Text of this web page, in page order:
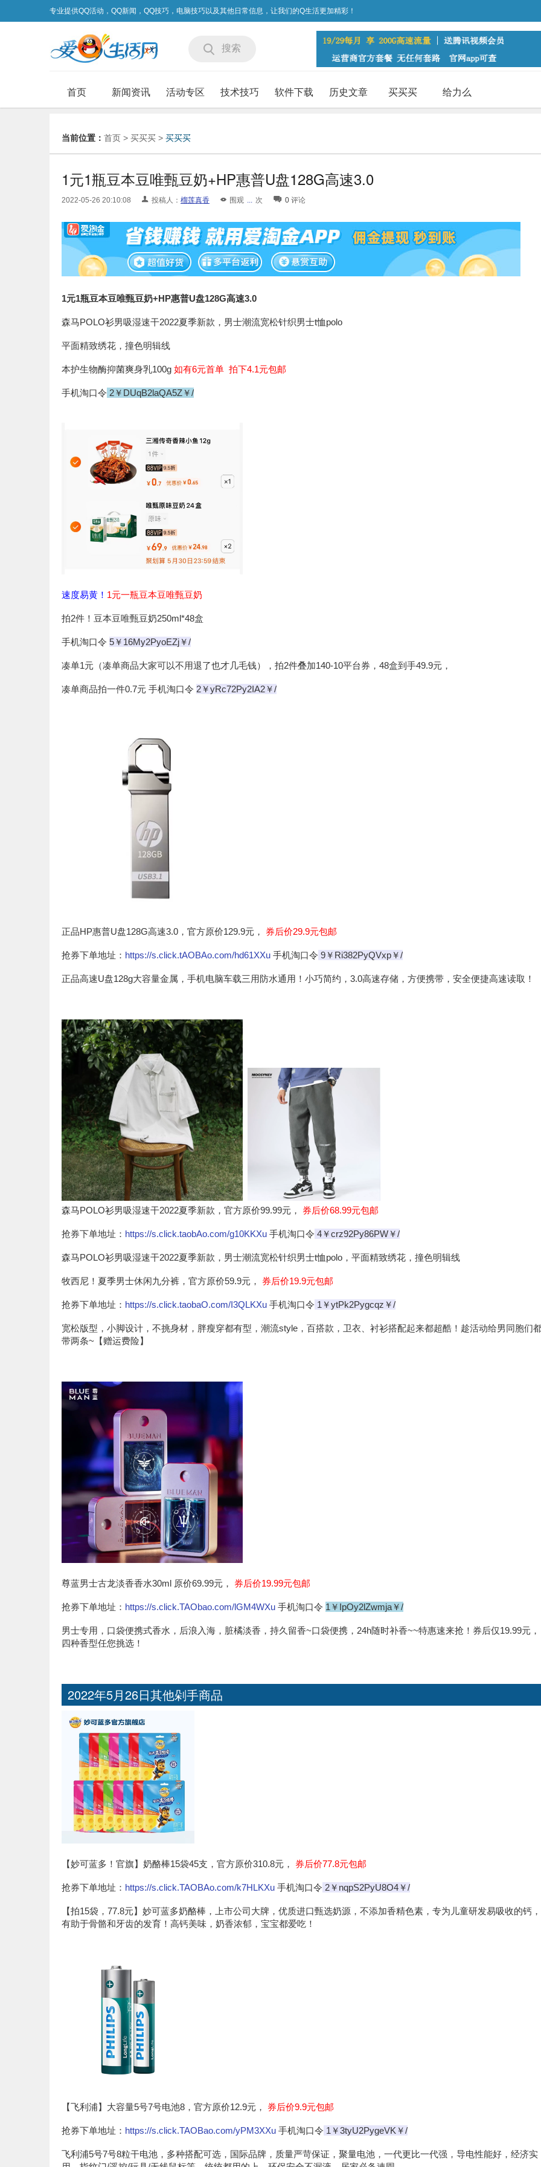
专业提供QQ活动，QQ新闻，QQ技巧，电脑技巧以及其他日常信息，让我们的Q生活更加精彩！
搜索
首页 新闻资讯 活动专区 技术技巧 软件下载 历史文章 买买买 给力么
当前位置： 首页 > 买买买 > 买买买
1元1瓶豆本豆唯甄豆奶+HP惠普U盘128G高速3.0
2022-05-26 20:10:08 投稿人： 榴莲真香 围观 ... 次 0 评论
1元1瓶豆本豆唯甄豆奶+HP惠普U盘128G高速3.0
森马POLO衫男吸湿速干2022夏季新款，男士潮流宽松针织男士t恤polo
平面精致绣花，撞色明辑线
本护生物酶抑菌爽身乳100g 如有6元首单 拍下4.1元包邮
手机淘口令 2￥DUqB2laQA5Z￥/
速度易黄！ 1元一瓶豆本豆唯甄豆奶
拍2件！豆本豆唯甄豆奶250ml*48盒
手机淘口令 5￥16My2PyoEZj￥/
凑单1元（凑单商品大家可以不用退了也才几毛钱），拍2件叠加140-10平台券，48盒到手49.9元，
凑单商品拍一件0.7元 手机淘口令 2￥yRc72Py2IA2￥/
正品HP惠普U盘128G高速3.0，官方原价129.9元， 券后价29.9元包邮
抢券下单地址： https://s.click.tAOBAo.com/hd61XXu 手机淘口令 9￥Ri382PyQVxp￥/
正品高速U盘128g大容量金属，手机电脑车载三用防水通用！小巧简约，3.0高速存储，方便携带，安全便捷高速读取！
森马POLO衫男吸湿速干2022夏季新款，官方原价99.99元， 券后价68.99元包邮
抢券下单地址： https://s.click.taobAo.com/g10KKXu 手机淘口令 4￥crz92Py86PW￥/
森马POLO衫男吸湿速干2022夏季新款，男士潮流宽松针织男士t恤polo，平面精致绣花，撞色明辑线
牧西尼！夏季男士休闲九分裤，官方原价59.9元， 券后价19.9元包邮
抢券下单地址： https://s.click.taobaO.com/I3QLKXu 手机淘口令 1￥ytPk2Pygcqz￥/
宽松版型，小脚设计，不挑身材，胖瘦穿都有型，潮流style，百搭款，卫衣、衬衫搭配起来都超酷！趁活动给男同胞们
带两条~【赠运费险】
尊蓝男士古龙淡香香水30ml 原价69.99元， 券后价19.99元包邮
抢券下单地址： https://s.click.TAObao.com/lGM4WXu 手机淘口令 1￥IpOy2lZwmja￥/
男士专用，口袋便携式香水，后浪入海，脏橘淡香，持久留香~口袋便携，24h随时补香~~特惠速来抢！券后仅19.99元，
四种香型任您挑选！
2022年5月26日其他剁手商品
【妙可蓝多！官旗】奶酪棒15袋45支，官方原价310.8元， 券后价77.8元包邮
抢券下单地址： https://s.click.TAOBAo.com/k7HLKXu 手机淘口令 2￥nqpS2PyU8O4￥/
【拍15袋，77.8元】妙可蓝多奶酪棒，上市公司大牌，优质进口甄选奶源，不添加香精色素，专为儿童研发易吸收的钙，
有助于骨骼和牙齿的发育！高钙美味，奶香浓郁，宝宝都爱吃！
【飞利浦】大容量5号7号电池8，官方原价12.9元， 券后价9.9元包邮
抢券下单地址： https://s.click.TAOBao.com/yPM3XXu 手机淘口令 1￥3tyU2PygeVK￥/
飞利浦5号7号8粒干电池，多种搭配可选，国际品牌，质量严苛保证，聚量电池，一代更比一代强，导电性能好，经济实